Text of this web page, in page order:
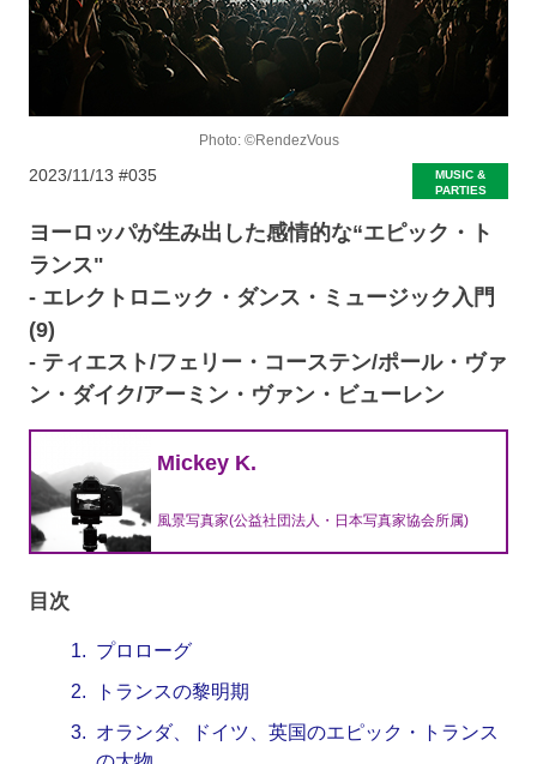
Photo: ©RendezVous
2023/11/13 #035
MUSIC &
PARTIES
ヨーロッパが生み出した感情的な“エピック・ト
ランス"
- エレクトロニック・ダンス・ミュージック入門
(9)
- ティエスト/フェリー・コーステン/ポール・ヴァ
ン・ダイク/アーミン・ヴァン・ビューレン
Mickey K.
風景写真家(公益社団法人・日本写真家協会所属)
目次
1. プロローグ
2.
トランスの黎明期
3. オランダ、ドイツ、英国のエピック・トランス